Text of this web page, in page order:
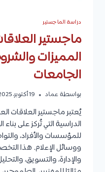
دراسة الماجستير
ماجستير
المميزات
الجامعات
بواسطة عماد 19 أكتوبر، 2025
يُعتبر ماجستير العلاقات
الدراسية التي تُركز على بناء
للمؤسسات والأفراد،
ووسائل الإعلام. هذا
والإدارة، والتسويق،